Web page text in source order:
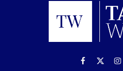
Facebook
X